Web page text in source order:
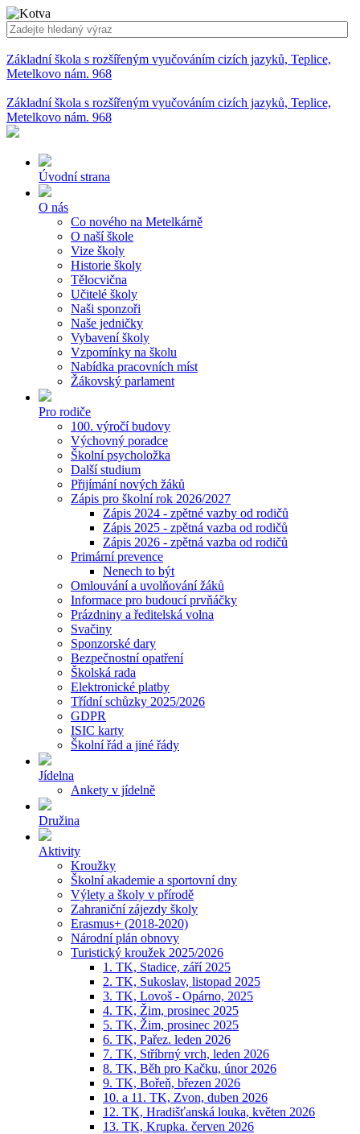
Základní škola s rozšířeným vyučováním cizích jazyků, Teplice,
Metelkovo nám. 968
Základní škola s rozšířeným vyučováním cizích jazyků, Teplice,
Metelkovo nám. 968
Úvodní strana
O nás
Co nového na Metelkárně
O naší škole
Vize školy
Historie školy
Tělocvična
Učitelé školy
Naši sponzoři
Naše jedničky
Vybavení školy
Vzpomínky na školu
Nabídka pracovních míst
Žákovský parlament
Pro rodiče
100. výročí budovy
Výchovný poradce
Školní psycholožka
Další studium
Přijímání nových žáků
Zápis pro školní rok 2026/2027
Zápis 2024 - zpětné vazby od rodičů
Zápis 2025 - zpětná vazba od rodičů
Zápis 2026 - zpětná vazba od rodičů
Primární prevence
Nenech to být
Omlouvání a uvolňování žáků
Informace pro budoucí prvňáčky
Prázdniny a ředitelská volna
Svačiny
Sponzorské dary
Bezpečnostní opatření
Školská rada
Elektronické platby
Třídní schůzky 2025/2026
GDPR
ISIC karty
Školní řád a jiné řády
Jídelna
Ankety v jídelně
Družina
Aktivity
Kroužky
Školní akademie a sportovní dny
Výlety a školy v přírodě
Zahraniční zájezdy školy
Erasmus+ (2018-2020)
Národní plán obnovy
Turistický kroužek 2025/2026
1. TK, Stadice, září 2025
2. TK, Sukoslav, listopad 2025
3. TK, Lovoš - Opárno, 2025
4. TK, Žim, prosinec 2025
5. TK, Žim, prosinec 2025
6. TK, Pařez. leden 2026
7. TK, Stříbrný vrch, leden 2026
8. TK, Běh pro Kačku, únor 2026
9. TK, Bořeň, březen 2026
10. a 11. TK, Zvon, duben 2026
12. TK, Hradišťanská louka, květen 2026
13. TK, Krupka. červen 2026